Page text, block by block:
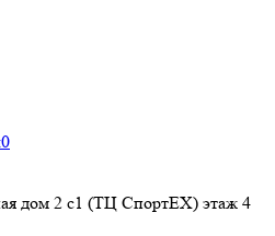
0
дом 2 с1 (ТЦ СпортEX) этаж 4